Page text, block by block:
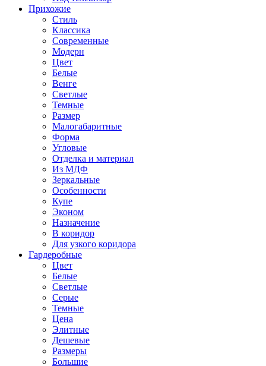
Прихожие
Стиль
Классика
Современные
Модерн
Цвет
Белые
Венге
Светлые
Темные
Размер
Малогабаритные
Форма
Угловые
Отделка и материал
Из МДФ
Зеркальные
Особенности
Купе
Эконом
Назначение
В коридор
Для узкого коридора
Гардеробные
Цвет
Белые
Светлые
Серые
Темные
Цена
Элитные
Дешевые
Размеры
Большие